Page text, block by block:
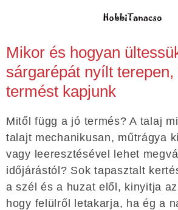
Mikor és hogyan
sárgarépát nyílt terepen,
termést kapjunk
Mitől függ a jó termés? A talaj
talajt mechanikusan, műtrágya
vagy leeresztésével lehet
időjárástól? Sok tapasztalt
a szél és a huzat elől, kinyitja
hogy felülről letakarja, ha ég a